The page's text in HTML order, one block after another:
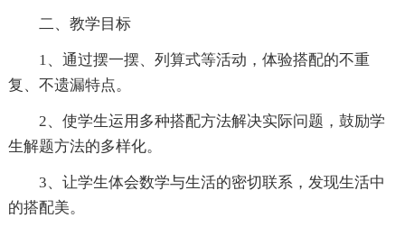
二、教学目标
1、通过摆一摆、列算式等活动，体验搭配的不重
复、不遗漏特点。
2、使学生运用多种搭配方法解决实际问题，鼓励学
生解题方法的多样化。
3、让学生体会数学与生活的密切联系，发现生活中
的搭配美。